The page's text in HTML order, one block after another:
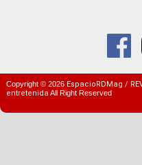
Copyright © 2026 EspacioRDMag /
entretenidaAll Right Reserved